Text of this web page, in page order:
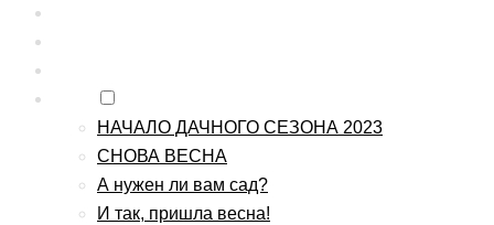
НАЧАЛО ДАЧНОГО СЕЗОНА 2023
СНОВА ВЕСНА
А нужен ли вам сад?
И так, пришла весна!